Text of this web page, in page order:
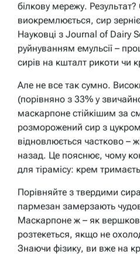
білкову мережу.
виокремлюється, сир
Науковці з Journal of Dairy
руйнуванням емульсії –
сирів на кшталт рикоти чи
Але не все так сумно.
(порівняно з 33% у
маскарпоне стійкішим за
розморожений сир з
відновлюється частково –
назад. Це пояснює, чому
для тірамісу: крем
Порівняйте з твердими
пармезан замерзають
Маскарпоне ж – як
розтекеться, якщо не
Знаючи фізику, ви вже на